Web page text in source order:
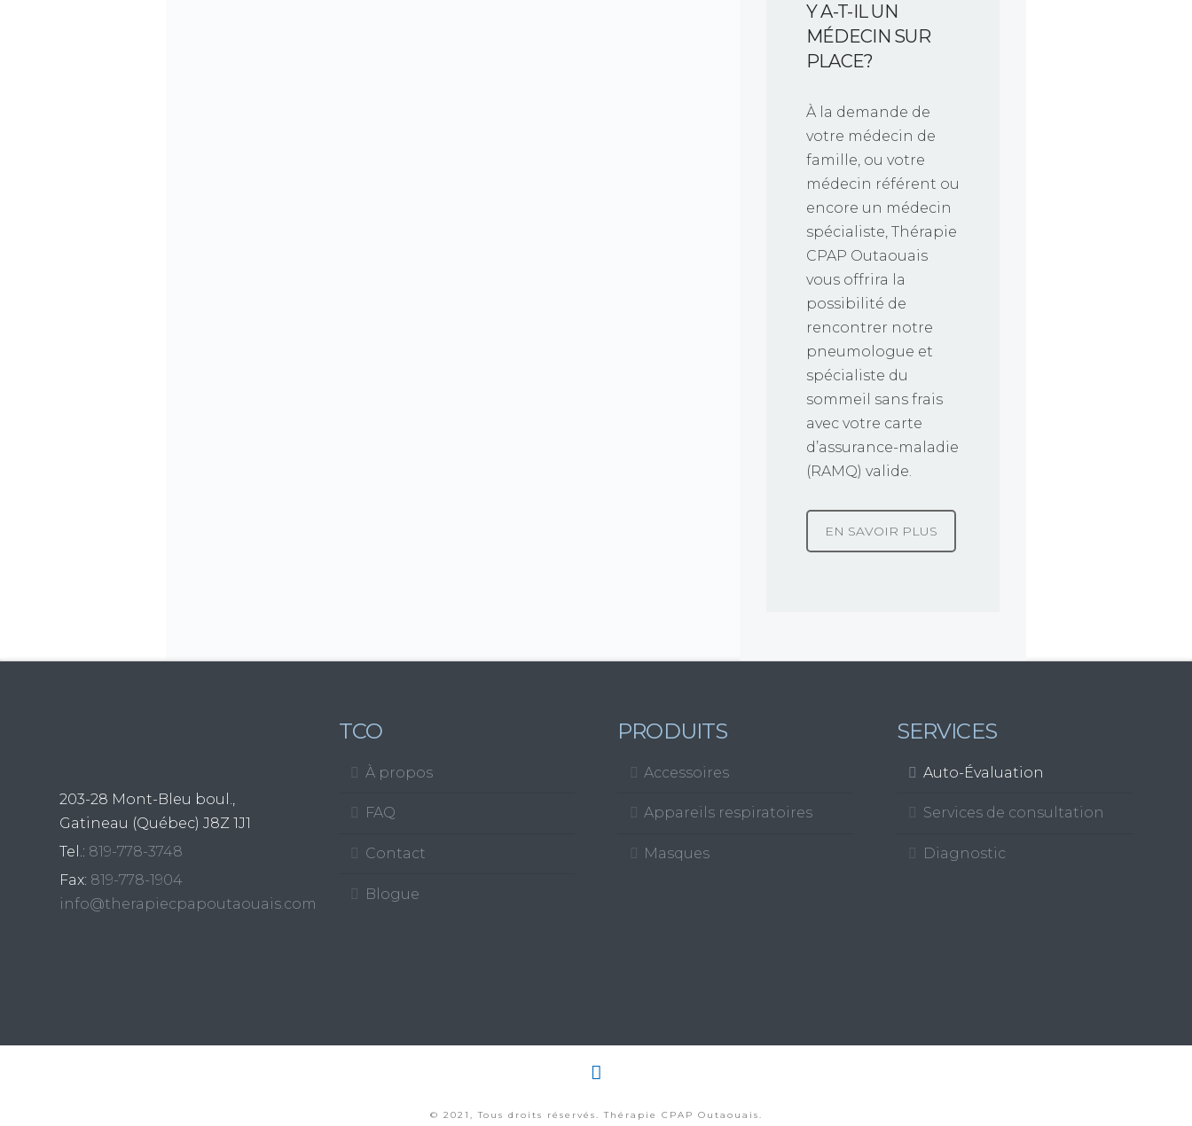
Y A-T-IL UN
MÉDECIN SUR
PLACE?
À la demande de
votre médecin de
famille, ou votre
médecin référent ou
encore un médecin
spécialiste, Thérapie
CPAP Outaouais
vous offrira la
possibilité de
rencontrer notre
pneumologue et
spécialiste du
sommeil sans frais
avec votre carte
d’assurance-maladie
(RAMQ) valide.
EN SAVOIR PLUS
203-28 Mont-Bleu boul.,
Gatineau (Québec)J8Z 1J1
Tel.: 819-778-3748
Fax: 819-778-1904
info@therapiecpapoutaouais.com
TCO
À propos
FAQ
Contact
Blogue
PRODUITS
Accessoires
Appareils respiratoires
Masques
SERVICES
Auto-Évaluation
Services de consultation
Diagnostic
© 2021, Tous droits réservés. Thérapie CPAP Outaouais.